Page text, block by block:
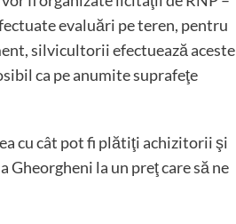
evaluări pe teren, pentru
silvicultorii efectuează aceste
ca pe anumite suprafeţe
cu cât pot fi plătiţi achizitorii şi
la un preţ care să ne